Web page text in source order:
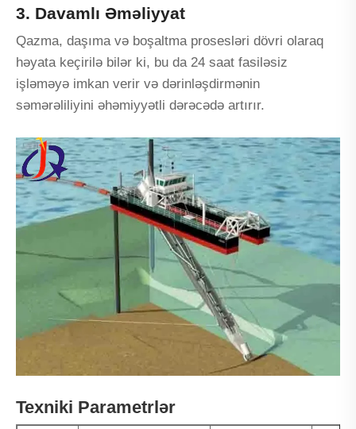
3. Davamlı Əməliyyat
Qazma, daşıma və boşaltma prosesləri dövri olaraq
həyata keçirilə bilər ki, bu da 24 saat fasiləsiz
işləməyə imkan verir və dərinləşdirmənin
səmərəliliyini əhəmiyyətli dərəcədə artırır.
Texniki Parametrlər